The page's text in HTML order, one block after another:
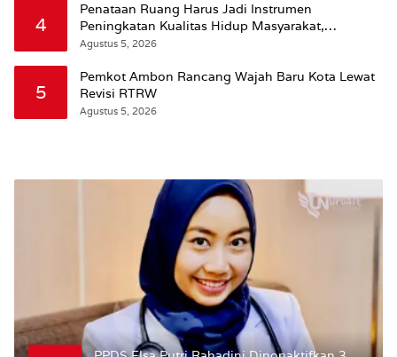
4
Penataan Ruang Harus Jadi Instrumen
Peningkatan Kualitas Hidup Masyarakat,
Wattimena: Revisi RT-RW Ditetapkan Pemkot
Agustus 5, 2026
5
Pemkot Ambon Rancang Wajah Baru Kota Lewat
Revisi RTRW
Agustus 5, 2026